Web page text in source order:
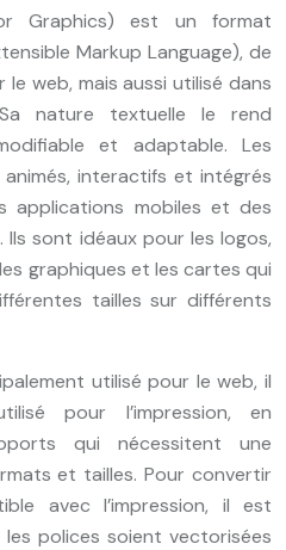
Graphics) est un format
Markup Language), de
web, mais aussi utilisé dans
Sa nature textuelle le rend
et adaptable. Les
interactifs et intégrés
applications mobiles et des
sont idéaux pour les logos,
graphiques et les cartes qui
tailles sur différents
utilisé pour le web, il
pour l’impression, en
qui nécessitent une
et tailles. Pour convertir
avec l’impression, il est
les polices soient vectorisées